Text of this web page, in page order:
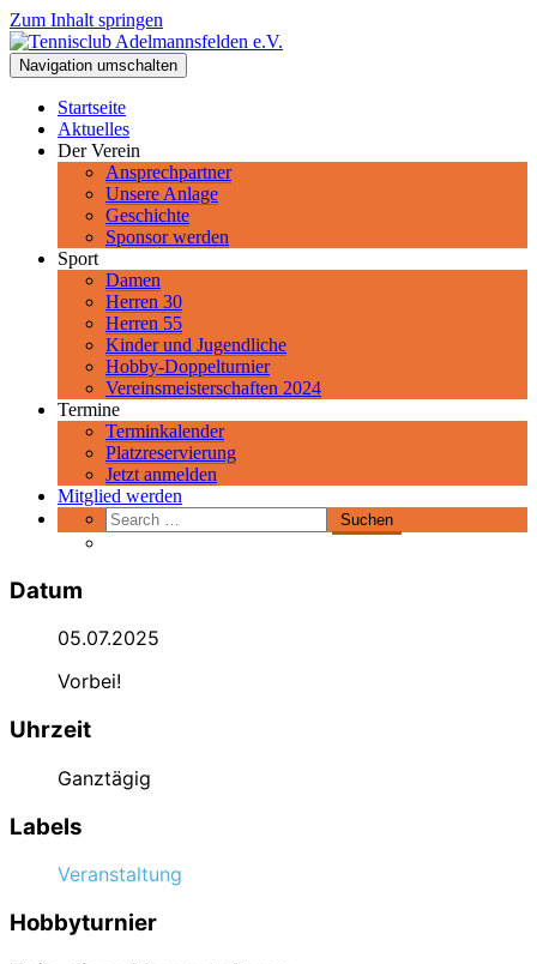
Zum Inhalt springen
Tennisclub Adelmannsfelden e.V.
Spiel, Satz und Sieg! Herzlich Willkommen beim Tennisclub
Adelmannsfelden im schwäbischen Ostalbkreis.
Navigation umschalten
Startseite
Aktuelles
Der Verein
Ansprechpartner
Unsere Anlage
Geschichte
Sponsor werden
Sport
Damen
Herren 30
Herren 55
Kinder und Jugendliche
Hobby-Doppelturnier
Vereinsmeisterschaften 2024
Termine
Terminkalender
Platzreservierung
Jetzt anmelden
Mitglied werden
Datum
05.07.2025
Vorbei!
Uhrzeit
Ganztägig
Labels
Veranstaltung
Hobbyturnier